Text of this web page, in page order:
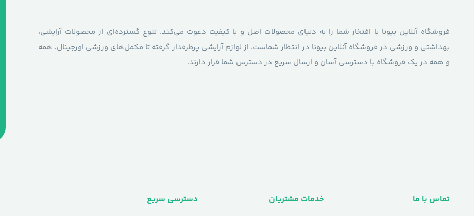
فروشگاه آنلاین بیونا با افتخار شما را به دنیای محصولات اصل و با کیفیت دعوت می‌کند. تنوع گسترده‌ای از محصولات آرایشی،
بهداشتی و ورزشی در فروشگاه آنلاین بیونا در انتظار شماست. از لوازم آرایشی پرطرفدار گرفته تا مکمل‌های ورزشی اورجینال، همه
و همه در یک فروشگاه با دسترسی آسان و ارسال سریع در دسترس شما قرار دارند.
تماس با ما خدمات مشتریان دسترسی سریع